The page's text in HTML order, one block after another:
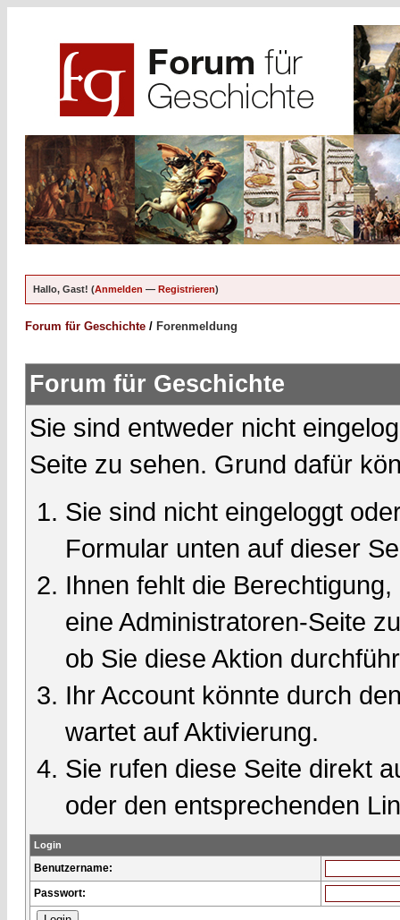
Hallo, Gast! (Anmelden — Registrieren)
Forum für Geschichte / Forenmeldung
Forum für Geschichte
Sie sind entweder nicht
Seite zu sehen. Grund dafür
Sie sind nicht eingeloggt
Formular unten auf dieser
Ihnen fehlt die
eine Administratoren-Seite
ob Sie diese Aktion
Ihr Account könnte durch
wartet auf Aktivierung.
Sie rufen diese Seite direkt
oder den entsprechenden
Login
Benutzername:
Passwort: